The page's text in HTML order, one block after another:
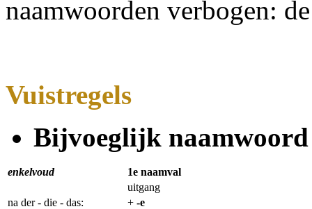
naamwoorden verbogen:
Vuistregels
Bijvoeglijk
enkelvoud
1e naamval
uitgang
na der - die - das:
+ -e